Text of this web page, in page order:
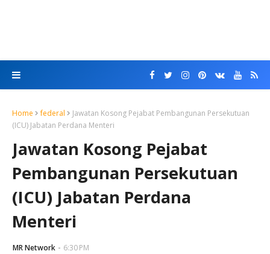
Home federal
Jawatan Kosong Pejabat Pembangunan Persekutuan
(ICU) Jabatan Perdana Menteri
Jawatan Kosong Pejabat
Pembangunan Persekutuan
(ICU) Jabatan Perdana
Menteri
MR Network 6:30 PM